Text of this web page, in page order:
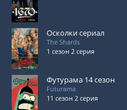
Осколки сериал
The Shards
1 сезон 2 серия
Футурама 14 сезон
Futurama
11 сезон 2 серия